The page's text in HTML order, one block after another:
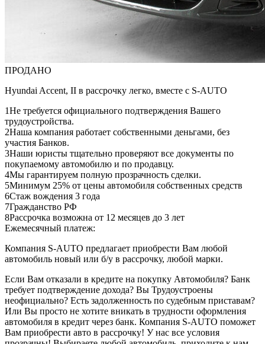
ПРОДАНО
Hyundai Accent, II в рассрочку легко, вместе с S-AUTO
1Не требуется официального подтверждения Вашего
трудоустройства.
2Наша компания работает собственными деньгами, без
участия Банков.
3Наши юристы тщательно проверяют все документы по
покупаемому автомобилю и по продавцу.
4Мы гарантируем полную прозрачность сделки.
5Минимум 25% от цены автомобиля собственных средств
6Стаж вождения 3 года
7Гражданство РФ
8Рассрочка возможна от 12 месяцев до 3 лет
Ежемесячный платеж:
Компания S-AUTO предлагает приобрести Вам любой
автомобиль новый или б/у в рассрочку, любой марки.
Если Вам отказали в кредите на покупку Автомобиля? Банк
требует подтверждение дохода? Вы Трудоустроены
неофициально? Есть задолженность по судебным приставам?
Или Вы просто не хотите вникать в трудности оформления
автомобиля в кредит через банк. Компания S-AUTO поможет
Вам приобрести авто в рассрочку! У нас все условия